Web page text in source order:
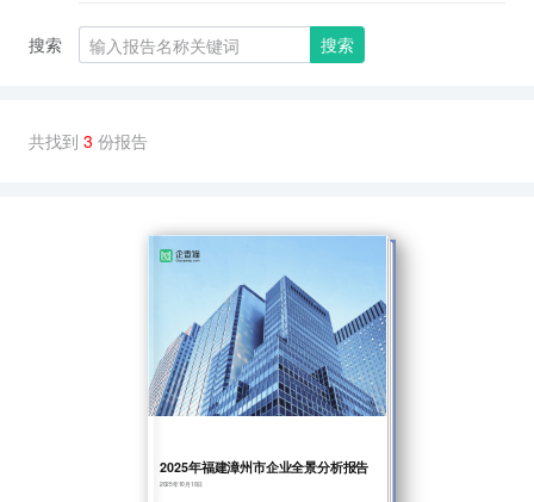
搜索 搜索
共找到 3 份报告
2025年福建漳州市企业全景分析报告
2025年10月10日